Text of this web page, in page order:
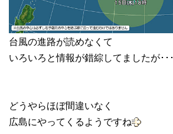
台風の進路が読めなくて
いろいろと情報が錯綜してましたが･･･
どうやらほぼ間違いなく
広島にやってくるようですね